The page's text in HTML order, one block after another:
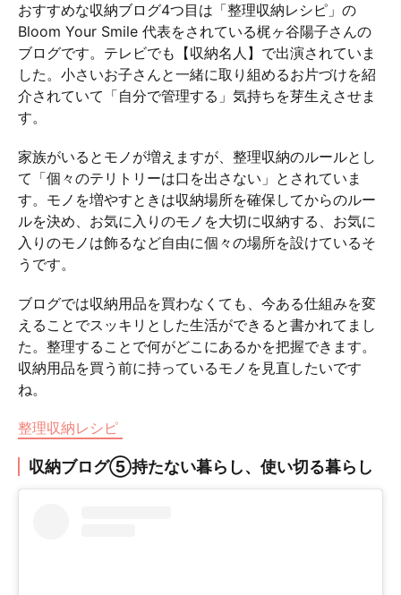
おすすめな収納ブログ4つ目は「整理収納レシピ」の
Bloom Your Smile 代表をされている梶ヶ谷陽子さんの
ブログです。テレビでも【収納名人】で出演されていま
した。小さいお子さんと一緒に取り組めるお片づけを紹
介されていて「自分で管理する」気持ちを芽生えさせま
す。
家族がいるとモノが増えますが、整理収納のルールとし
て「個々のテリトリーは口を出さない」とされていま
す。モノを増やすときは収納場所を確保してからのルー
ルを決め、お気に入りのモノを大切に収納する、お気に
入りのモノは飾るなど自由に個々の場所を設けているそ
うです。
ブログでは収納用品を買わなくても、今ある仕組みを変
えることでスッキリとした生活ができると書かれてまし
た。整理することで何がどこにあるかを把握できます。
収納用品を買う前に持っているモノを見直したいです
ね。
整理収納レシピ
収納ブログ⑤持たない暮らし、使い切る暮らし